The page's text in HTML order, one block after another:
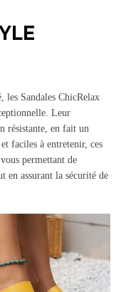
les Sandales ChicRelax
Leur
résistante, en fait un
faciles à entretenir, ces
permettant de
en assurant la sécurité de